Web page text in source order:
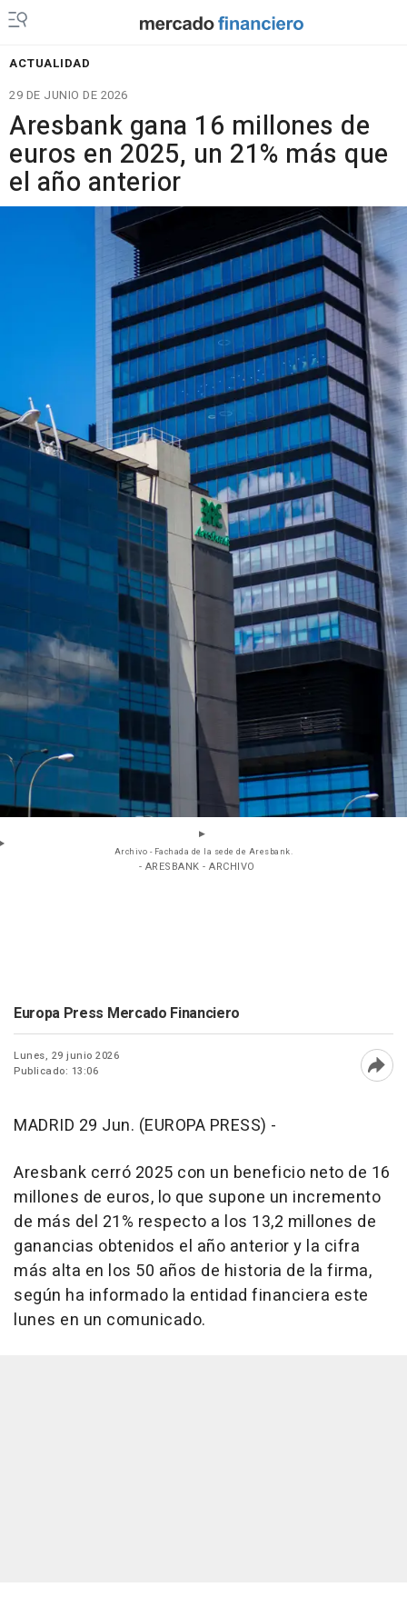
ACTUALIDAD
29 DE JUNIO DE 2026
Aresbank gana 16 millones de
euros en 2025, un 21% más que
el año anterior
Archivo - Fachada de la sede de Aresbank.
- ARESBANK - ARCHIVO
Europa Press Mercado Financiero
Lunes, 29 junio 2026
Publicado: 13:06
MADRID 29 Jun. (EUROPA PRESS) -
Aresbank cerró 2025 con un beneficio neto de 16
millones de euros, lo que supone un incremento
de más del 21% respecto a los 13,2 millones de
ganancias obtenidos el año anterior y la cifra
más alta en los 50 años de historia de la firma,
según ha informado la entidad financiera este
lunes en un comunicado.